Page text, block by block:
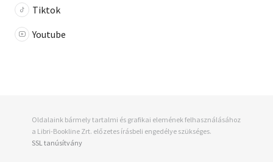
Tiktok
Youtube
Oldalaink bármely tartalmi és grafikai elemének felhasználásához
a Libri-Bookline Zrt. előzetes írásbeli engedélye szükséges.
SSL tanúsítvány